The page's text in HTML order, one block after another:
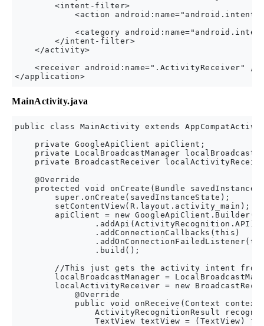
        <intent-filter>
<action
<category
        </intent-filter>
    </activity>
    <receiver android:name=".ActivityReceiver" />
MainActivity.java
public class MainActivity extends
    private GoogleApiClient apiClient;
private LocalBroadcastManager
private BroadcastReceiver
    @Override
protected void onCreate(Bundle
        super.onCreate(savedInstanceState);
        setContentView(R.layout.activity_main);
apiClient = new
                .addApi(ActivityRecognition.API)
                .addConnectionCallbacks(this)
                .build();
//This just gets the activity intent
localBroadcastManager =
localActivityReceiver = new
            @Override
public void onReceive(Context
ActivityRecognitionResult
TextView textView = (TextView)